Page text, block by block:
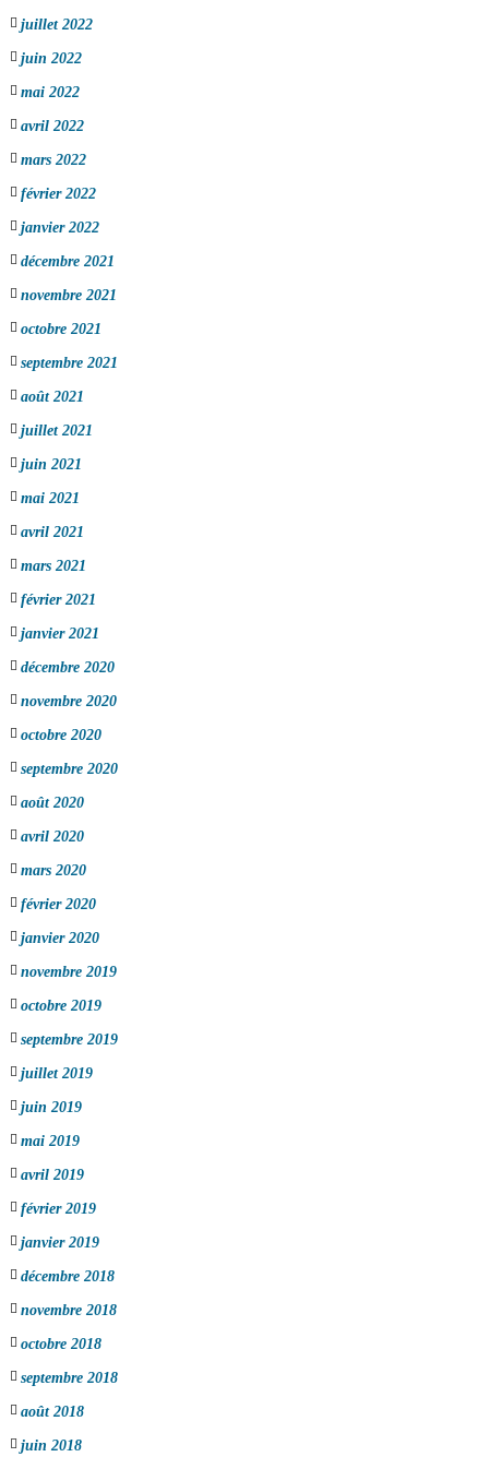
juillet 2022
juin 2022
mai 2022
avril 2022
mars 2022
février 2022
janvier 2022
décembre 2021
novembre 2021
octobre 2021
septembre 2021
août 2021
juillet 2021
juin 2021
mai 2021
avril 2021
mars 2021
février 2021
janvier 2021
décembre 2020
novembre 2020
octobre 2020
septembre 2020
août 2020
avril 2020
mars 2020
février 2020
janvier 2020
novembre 2019
octobre 2019
septembre 2019
juillet 2019
juin 2019
mai 2019
avril 2019
février 2019
janvier 2019
décembre 2018
novembre 2018
octobre 2018
septembre 2018
août 2018
juin 2018